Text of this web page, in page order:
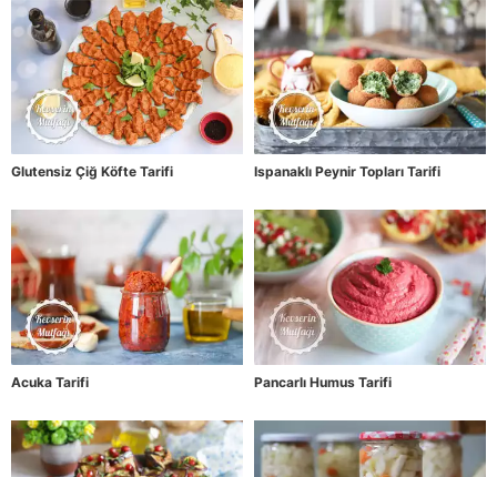
Glutensiz Çiğ Köfte Tarifi Ispanaklı Peynir Topları Tarifi
Acuka Tarifi Pancarlı Humus Tarifi